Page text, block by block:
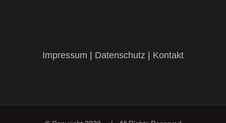
Impressum Datenschutz Kontakt